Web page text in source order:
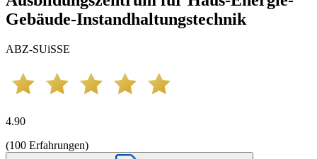
Gebäude-Instandhaltungstechnik
ABZ-SUiSSE
4.90
(100 Erfahrungen)